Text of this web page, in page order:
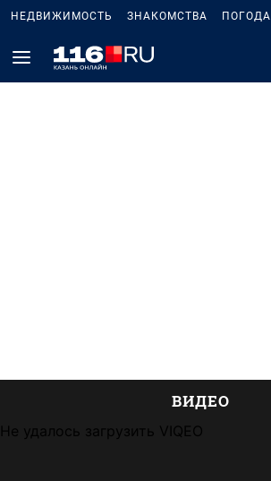
НЕДВИЖИМОСТЬ ЗНАКОМСТВА ПОГОДА
ВИДЕО
Не удалось загрузить VIQEO